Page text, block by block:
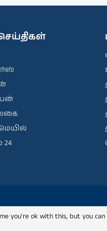
you're ok with this, but you